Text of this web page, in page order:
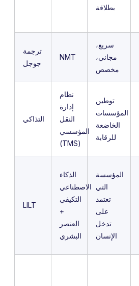
بطلاقة
ترجمة
جوجل
NMT
سريع،
مجاني،
مخصص
التذاكي
نظام
إدارة
النقل
المؤسسي
(TMS)
توطين
المؤسسات
الخاضعة
للرقابة
LILT
الذكاء
الاصطناعي
التكيفي
+
العنصر
البشري
المؤسسة
التي
تعتمد
على
تدخل
الإنسان